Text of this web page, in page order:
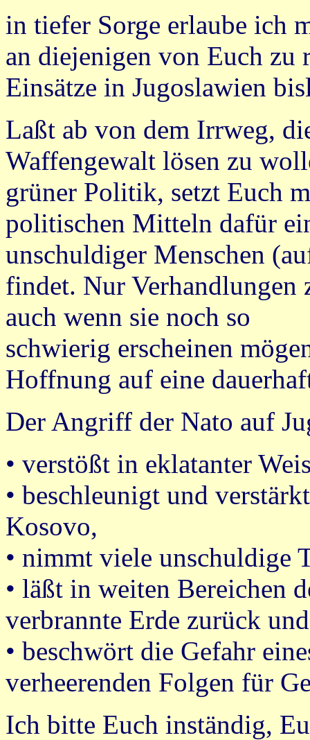
in tiefer Sorge erlaube ich
an diejenigen von Euch
Einsätze in Jugoslawien
Laßt ab von dem Irrweg,
Waffengewalt lösen zu
grüner Politik, setzt Euch
politischen Mitteln dafür
unschuldiger Menschen
findet. Nur
auch wenn sie noch so
schwierig erscheinen
Hoffnung auf eine
Der Angriff der Nato auf
• verstößt in eklatanter
• beschleunigt und
Kosovo,
• nimmt viele unschuldige
• läßt in weiten Bereichen
verbrannte Erde zurück und
• beschwört die Gefahr
verheerenden Folgen für
Ich bitte Euch inständig,